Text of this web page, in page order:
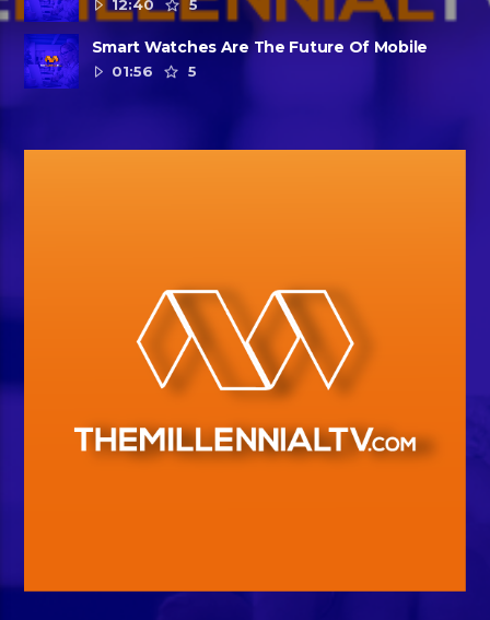
12:40
5
Smart Watches Are The Future Of Mobile
01:56
5